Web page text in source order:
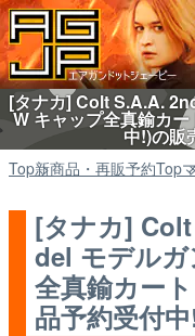
[タナカ] Colt S.A.A.
W キャップ全真鍮カ
中!)の販
Top新商品・再販予約Top
[タナカ]
del モデル
全真鍮カー
品予約受付